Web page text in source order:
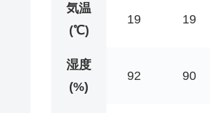
気温
(℃)
19 19
湿度
(%)
92 90